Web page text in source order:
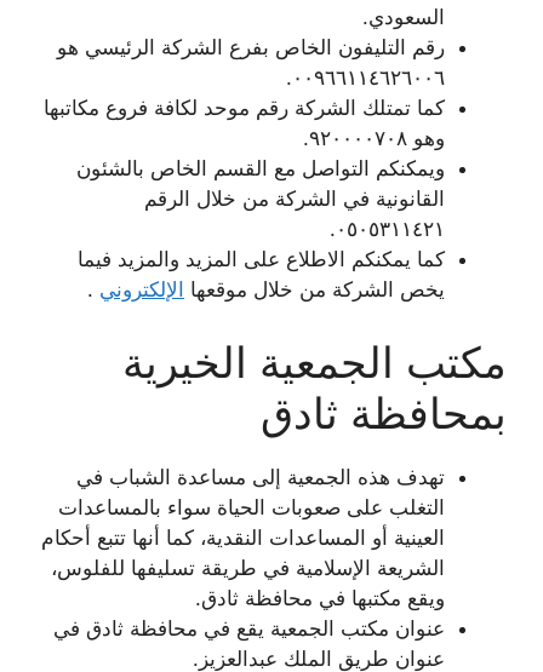
السعودي.
رقم التليفون الخاص بفرع الشركة الرئيسي هو
٠٠٩٦٦١١٤٦٢٦٠٠٦.
كما تمتلك الشركة رقم موحد لكافة فروع مكاتبها
وهو ٩٢٠٠٠٠٧٠٨.
ويمكنكم التواصل مع القسم الخاص بالشئون
القانونية في الشركة من خلال الرقم
٠٥٠٥٣١١٤٢١.
كما يمكنكم الاطلاع على المزيد والمزيد فيما
يخص الشركة من خلال موقعها
الإلكتروني .
مكتب الجمعية الخيرية
بمحافظة ثادق
تهدف هذه الجمعية إلى مساعدة الشباب في
التغلب على صعوبات الحياة سواء بالمساعدات
العينية أو المساعدات النقدية، كما أنها تتبع أحكام
الشريعة الإسلامية في طريقة تسليفها للفلوس،
ويقع مكتبها في محافظة ثادق.
عنوان مكتب الجمعية يقع في محافظة ثادق في
عنوان طريق الملك عبدالعزيز.